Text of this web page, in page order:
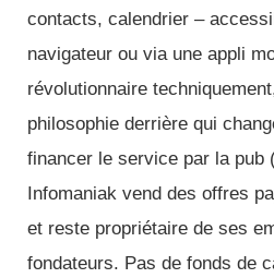
contacts, calendrier –
navigateur ou via une appli
révolutionnaire
philosophie derrière qui
financer le service par la pub
Infomaniak vend des offres
et reste propriétaire de ses
fondateurs. Pas de fonds de